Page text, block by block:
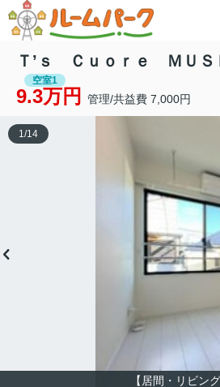
Ｔ’ｓ Ｃｕｏｒｅ ＭＵＳ
空室1
9.3万円 管理/共益費 7,000円
【居間・リビング
1/14